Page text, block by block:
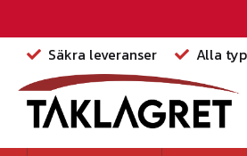
Säkra leveranser Alla